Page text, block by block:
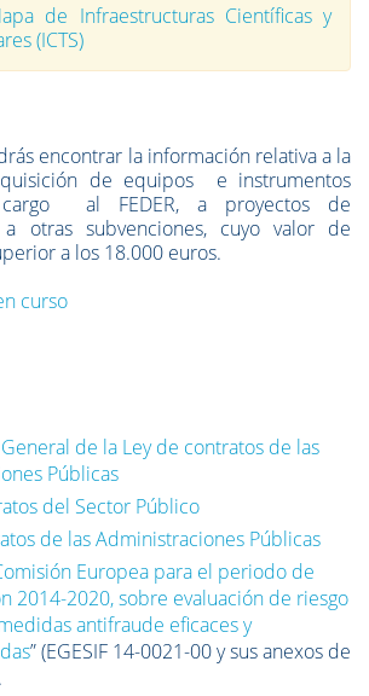
de Infraestructuras Científicas y
(ICTS)
encontrar la información relativa a la
de equipos e instrumentos
cargo al FEDER, a proyectos de
otras subvenciones, cuyo valor de
a los 18.000 euros.
curso
de la Ley de contratos de las
Públicas
del Sector Público
de las Administraciones Públicas
Europea para el periodo de
2014-2020, sobre evaluación de riesgo
antifraude eficaces y
” (EGESIF 14-0021-00 y sus anexos de